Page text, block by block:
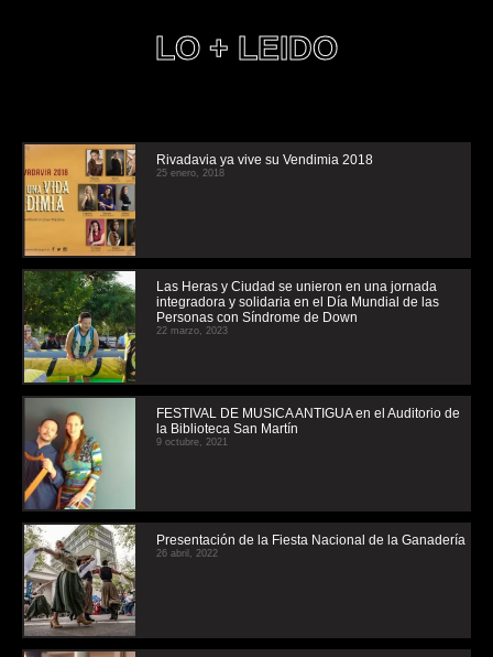
LO + LEIDO
Rivadavia ya vive su Vendimia 2018
25 enero, 2018
Las Heras y Ciudad se unieron en una jornada
integradora y solidaria en el Día Mundial de las
Personas con Síndrome de Down
22 marzo, 2023
FESTIVAL DE MUSICA ANTIGUA en el Auditorio de
la Biblioteca San Martín
9 octubre, 2021
Presentación de la Fiesta Nacional de la Ganadería
26 abril, 2022